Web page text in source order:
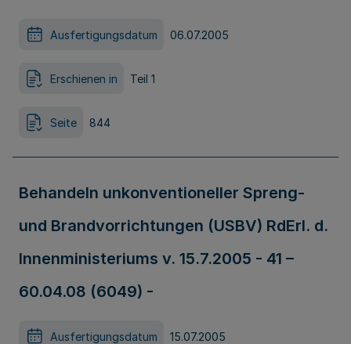
Ausfertigungsdatum 06.07.2005
Erschienen in Teil 1
Seite 844
Behandeln unkonventioneller Spreng-
und Brandvorrichtungen (USBV) RdErl. d.
Innenministeriums v. 15.7.2005 - 41 –
60.04.08 (6049) -
Ausfertigungsdatum 15.07.2005